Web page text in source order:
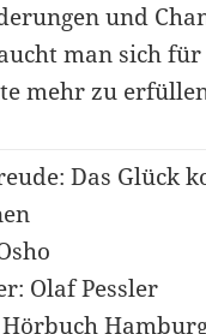
und
man sich für
mehr zu
Das Glück
Olaf Pessler